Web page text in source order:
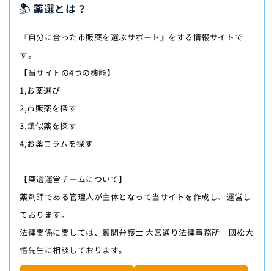
薬選とは？
『自分に合った市販薬を選ぶサポート』をする情報サイトで
す。
【当サイトの4つの機能】
1,お薬選び
2,市販薬を探す
3,類似薬を探す
4,お薬コラムを探す
【薬選運営チームについて】
薬剤師である管理人が主体となって当サイトを作成し、運営し
ております。
法律関係に関しては、顧問弁護士 大宮通り法律事務所 國松大
悟先生に相談しております。